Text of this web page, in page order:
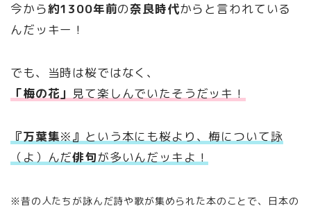
今から約1300年前の奈良時代からと言われている
んだッキー！
でも、当時は桜ではなく、
「梅の花」 見て楽しんでいたそうだッキ！
『万葉集※』 という本にも桜より、梅について詠
（よ）んだ俳句が多いんだッキよ！
※昔の人たちが詠んだ詩や歌が集められた本のことで、日本の